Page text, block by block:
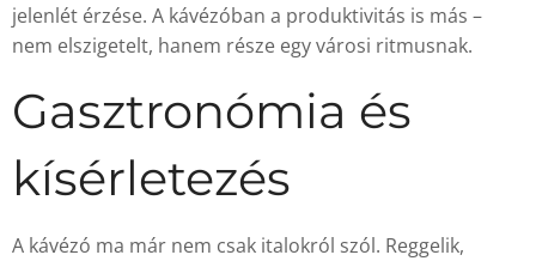
jelenlét érzése. A kávézóban a produktivitás is más –
nem elszigetelt, hanem része egy városi ritmusnak.
Gasztronómia és
kísérletezés
A kávézó ma már nem csak italokról szól. Reggelik,